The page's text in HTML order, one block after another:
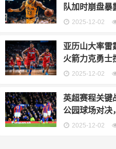
队加时崩盘暴
2025-12-02
亚历山大率雷
火箭力克勇士
2025-12-02
英超赛程关键
公园球场对决
2025-12-02